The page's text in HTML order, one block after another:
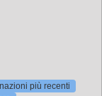
più recenti